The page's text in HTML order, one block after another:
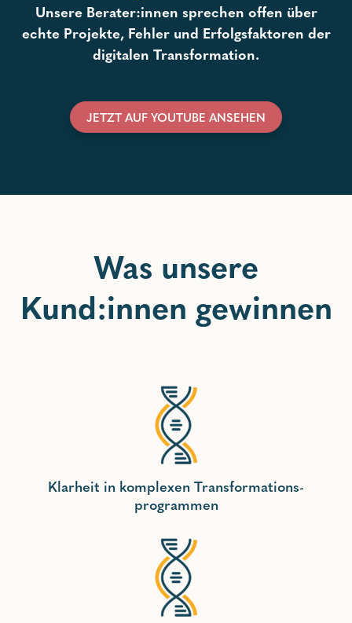
Unsere Berater:innen sprechen offen über
echte Projekte, Fehler und Erfolgsfaktoren der
digitalen Transformation.
JETZT AUF YOUTUBE ANSEHEN
Was unsere
Kund:innen gewinnen
Klarheit in komplexen Transformations­
programmen